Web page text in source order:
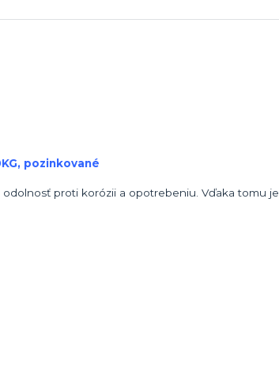
pozinkované
proti korózii a opotrebeniu. Vďaka tomu je